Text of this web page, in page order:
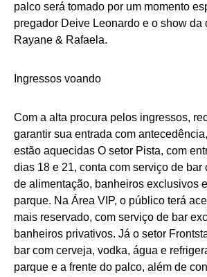
palco será tomado por um momento
pregador Deive Leonardo e o show da
Rayane & Rafaela.
Ingressos voando
Com a alta procura pelos ingressos,
garantir sua entrada com
estão aquecidas O setor Pista, com
dias 18 e 21, conta com serviço de bar
de alimentação, banheiros exclusivos
parque. Na Área VIP, o público terá
mais reservado, com serviço de bar
banheiros privativos. Já o setor
bar com cerveja, vodka, água e
parque e a frente do palco, além de